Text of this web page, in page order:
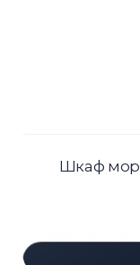
Шкаф